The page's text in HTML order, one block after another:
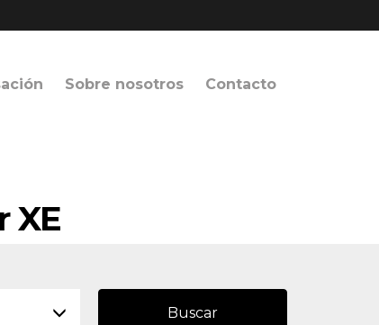
Sobre nosotros Contacto
XE
Buscar